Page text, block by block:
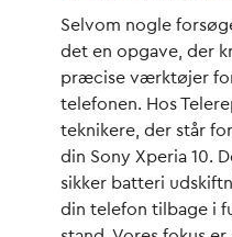
Selvom nogle
det en opgave, der
præcise værktøjer
telefonen. Hos
teknikere, der står
din Sony Xperia 10.
sikker batteri
din telefon tilbage i